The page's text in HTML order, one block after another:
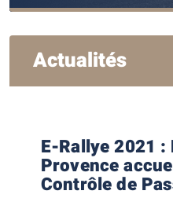
Actualités
E-Rallye 2021
Provence
Contrôle de